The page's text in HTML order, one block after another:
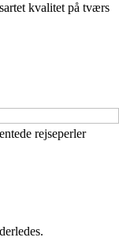
kvalitet på tværs
rejseperler